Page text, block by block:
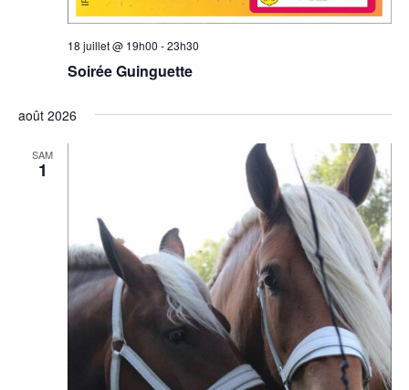
Soirée Guinguette
18 juillet @ 19h00 -23h30
août 2026
SAM
1